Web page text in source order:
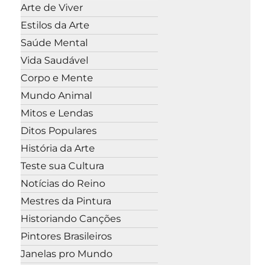
Arte de Viver
Estilos da Arte
Saúde Mental
Vida Saudável
Corpo e Mente
Mundo Animal
Mitos e Lendas
Ditos Populares
História da Arte
Teste sua Cultura
Notícias do Reino
Mestres da Pintura
Historiando Canções
Pintores Brasileiros
Janelas pro Mundo